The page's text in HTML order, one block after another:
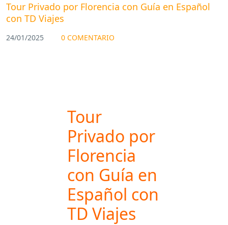
Tour Privado por Florencia con Guía en Español
con TD Viajes
24/01/2025 0 COMENTARIO
Tour
Privado por
Florencia
con Guía en
Español con
TD Viajes